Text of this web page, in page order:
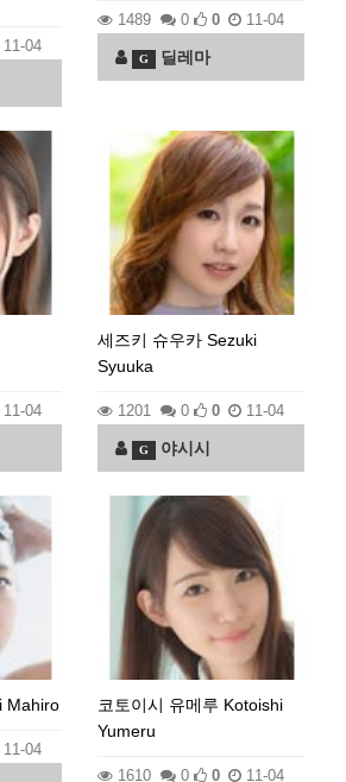
11-04
1489 0 0 11-04
G 딜레마
11-04
세즈키 슈우카 Sezuki
Syuuka
1201 0 0 11-04
G 야시시
Mahiro
11-04
코토이시 유메루 Kotoishi
Yumeru
1610 0 0 11-04